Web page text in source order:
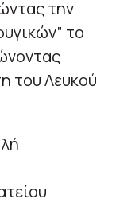
την
το
του Λευκού